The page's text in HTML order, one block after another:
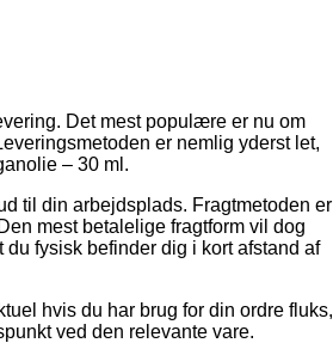
Det mest populære er nu om
er nemlig yderst let,
– 30 ml.
til din arbejdsplads. Fragtmetoden er
mest betalelige fragtform vil dog
fysisk befinder dig i kort afstand af
hvis du har brug for din ordre fluks,
ved den relevante vare.